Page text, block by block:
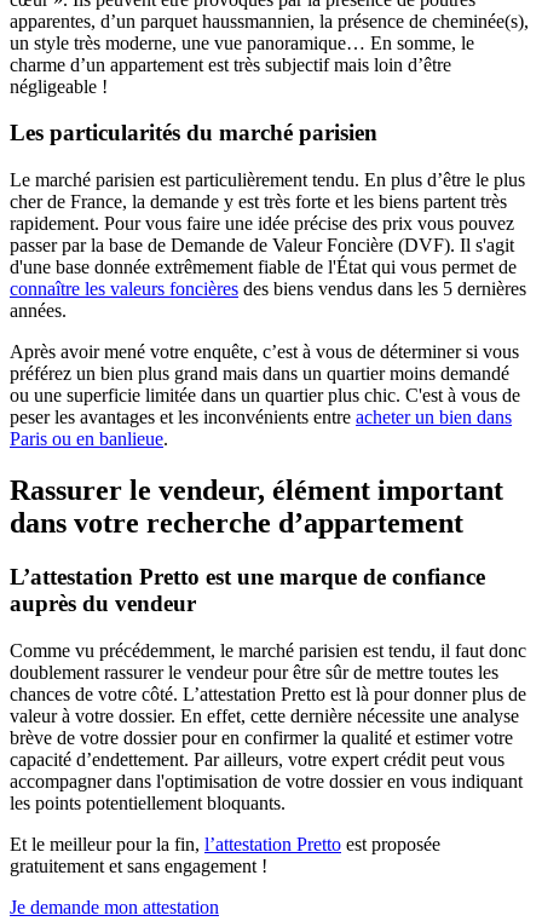
apparentes, d’un parquet haussmannien, la présence de cheminée(s),
un style très moderne, une vue panoramique… En somme, le
charme d’un appartement est très subjectif mais loin d’être
négligeable !
Les particularités du marché parisien
Le marché parisien est particulièrement tendu. En plus d’être le plus
cher de France, la demande y est très forte et les biens partent très
rapidement. Pour vous faire une idée précise des prix vous pouvez
passer par la base de Demande de Valeur Foncière (DVF). Il s'agit
d'une base donnée extrêmement fiable de l'État qui vous permet de
connaître les valeurs foncières des biens vendus dans les 5 dernières
années.
Après avoir mené votre enquête, c’est à vous de déterminer si vous
préférez un bien plus grand mais dans un quartier moins demandé
ou une superficie limitée dans un quartier plus chic. C'est à vous de
peser les avantages et les inconvénients entre acheter un bien dans
Paris ou en banlieue.
Rassurer le vendeur, élément important
dans votre recherche d’appartement
L’attestation Pretto est une marque de confiance
auprès du vendeur
Comme vu précédemment, le marché parisien est tendu, il faut donc
doublement rassurer le vendeur pour être sûr de mettre toutes les
chances de votre côté. L’attestation Pretto est là pour donner plus de
valeur à votre dossier. En effet, cette dernière nécessite une analyse
brève de votre dossier pour en confirmer la qualité et estimer votre
capacité d’endettement. Par ailleurs, votre expert crédit peut vous
accompagner dans l'optimisation de votre dossier en vous indiquant
les points potentiellement bloquants.
Et le meilleur pour la fin, l’attestation Pretto est proposée
gratuitement et sans engagement !
Je demande mon attestation